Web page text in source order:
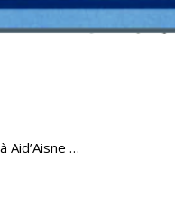
Aid’Aisne …